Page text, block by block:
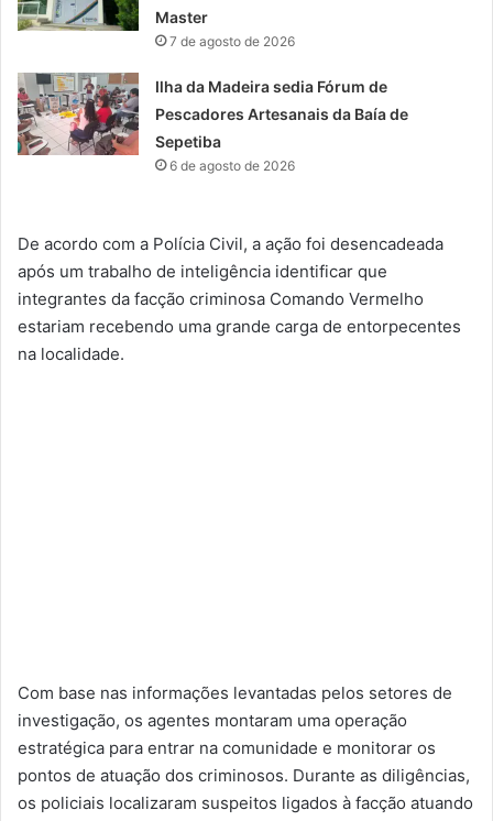
Master
7 de agosto de 2026
Ilha da Madeira sedia Fórum de
Pescadores Artesanais da Baía de
Sepetiba
6 de agosto de 2026
De acordo com a Polícia Civil, a ação foi desencadeada
após um trabalho de inteligência identificar que
integrantes da facção criminosa Comando Vermelho
estariam recebendo uma grande carga de entorpecentes
na localidade.
Com base nas informações levantadas pelos setores de
investigação, os agentes montaram uma operação
estratégica para entrar na comunidade e monitorar os
pontos de atuação dos criminosos. Durante as diligências,
os policiais localizaram suspeitos ligados à facção atuando